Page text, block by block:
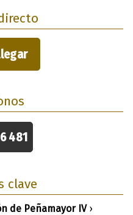
481
clave
de Peñamayor IV›